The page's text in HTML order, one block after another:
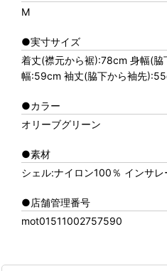
M
●実寸サイズ
着丈(襟元から裾):78cm 身幅(
幅:59cm 袖丈(脇下から袖先
●カラー
オリーブグリーン
●素材
シェル:ナイロン100％ インサ
●店舗管理番号
mot01511002757590